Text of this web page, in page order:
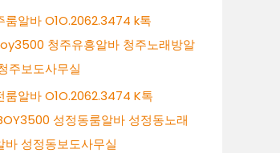
룸알바 O1O.2062.3474 k톡
청주유흥알바 청주노래방알
주보도사무실
룸알바 O1O.2062.3474 K톡
성정동룸알바 성정동노래
바 성정동보도사무실